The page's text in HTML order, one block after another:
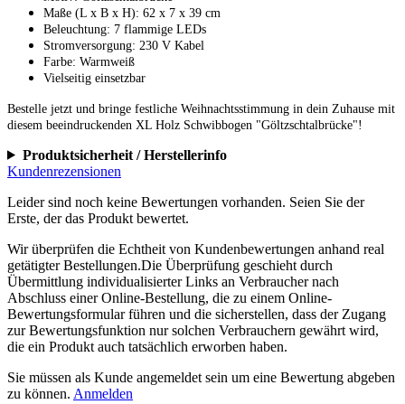
Maße (L x B x H): 62 x 7 x 39 cm
Beleuchtung: 7 flammige LEDs
Stromversorgung: 230 V Kabel
Farbe: Warmweiß
Vielseitig einsetzbar
Bestelle jetzt und bringe festliche Weihnachtsstimmung in dein Zuhause mit
diesem beeindruckenden XL Holz Schwibbogen "Göltzschtalbrücke"!
Produktsicherheit / Herstellerinfo
Kundenrezensionen
Leider sind noch keine Bewertungen vorhanden. Seien Sie der
Erste, der das Produkt bewertet.
Wir überprüfen die Echtheit von Kundenbewertungen anhand real
getätigter Bestellungen.Die Überprüfung geschieht durch
Übermittlung individualisierter Links an Verbraucher nach
Abschluss einer Online-Bestellung, die zu einem Online-
Bewertungsformular führen und die sicherstellen, dass der Zugang
zur Bewertungsfunktion nur solchen Verbrauchern gewährt wird,
die ein Produkt auch tatsächlich erworben haben.
Sie müssen als Kunde angemeldet sein um eine Bewertung abgeben
zu können. Anmelden